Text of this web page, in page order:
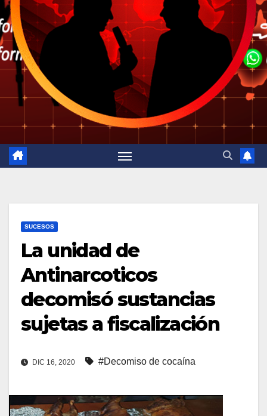
SUCESOS
La unidad de
Antinarcoticos
decomisó sustancias
sujetas a fiscalización
DIC 16, 2020 #Decomiso de cocaína